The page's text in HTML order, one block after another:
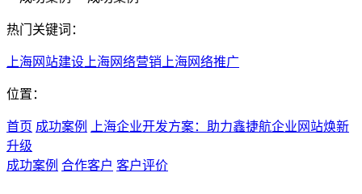
热门关键词：
上海网站建设 上海网络营销 上海网络推广
位置：
首页 成功案例
上海企业开发方案：助力鑫捷航企业网站焕新
升级
成功案例 合作客户 客户评价